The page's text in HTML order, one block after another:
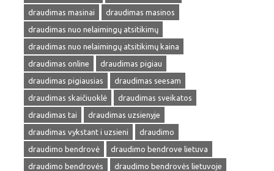
draudimas masinai
draudimas masinos
draudimas nuo nelaimingų atsitikimų
draudimas nuo nelaimingų atsitikimų kaina
draudimas online
draudimas pigiau
draudimas pigiausias
draudimas seesam
draudimas skaičiuoklė
draudimas sveikatos
draudimas tai
draudimas uzsienyje
draudimas vykstant i uzsieni
draudimo
draudimo bendrovė
draudimo bendrove lietuva
draudimo bendrovės
draudimo bendrovės lietuvoje